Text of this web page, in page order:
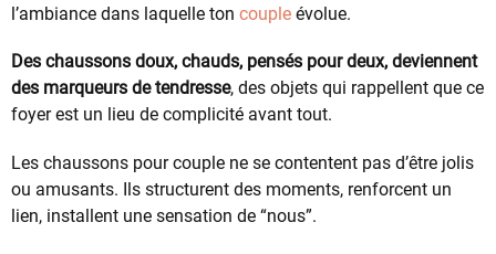
l’ambiance dans laquelle ton couple évolue.
Des chaussons doux, chauds, pensés pour deux, deviennent
des marqueurs de tendresse, des objets qui rappellent que ce
foyer est un lieu de complicité avant tout.
Les chaussons pour couple ne se contentent pas d’être jolis
ou amusants. Ils structurent des moments, renforcent un
lien, installent une sensation de “nous”.